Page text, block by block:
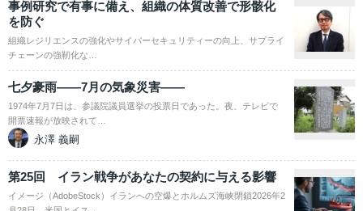
事例研究で有事に備え、組織の体質改善で形骸化
を防ぐ
組織レジリエンスの強化やサイバーセキュリティーの向上、サプライ
チェーンの強靭化な…
七夕豪雨――7月の気象災害――
1974年7月7日は、参議院議員選挙の投票日であった。夜、テレビで
開票速報が放映されて…
永澤 義嗣
第25回 イラン戦争があなたの契約に与える影響
イメージ（AdobeStock）イランへの空爆とホルムズ海峡閉鎖2026年2